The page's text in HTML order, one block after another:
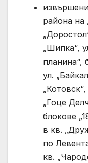
района на
„Шипка“,
планина“,
ул.
„Гоце
блокове
в кв.
по
кв.